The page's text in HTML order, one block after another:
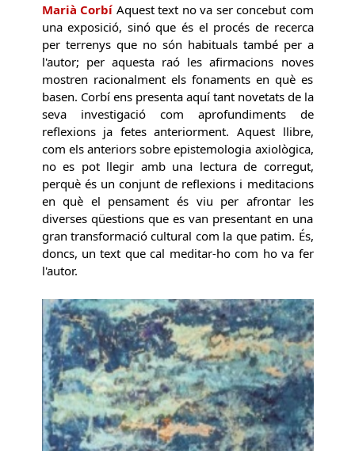
Marià Corbí Aquest text no va ser concebut com
una exposició, sinó que és el procés de recerca
per terrenys que no són habituals també per a
l'autor; per aquesta raó les afirmacions noves
mostren racionalment els fonaments en què es
basen. Corbí ens presenta aquí tant novetats de la
seva investigació com aprofundiments de
reflexions ja fetes anteriorment. Aquest llibre,
com els anteriors sobre epistemologia axiològica,
no es pot llegir amb una lectura de corregut,
perquè és un conjunt de reflexions i meditacions
en què el pensament és viu per afrontar les
diverses qüestions que es van presentant en una
gran transformació cultural com la que patim. És,
doncs, un text que cal meditar-ho com ho va fer
l'autor.